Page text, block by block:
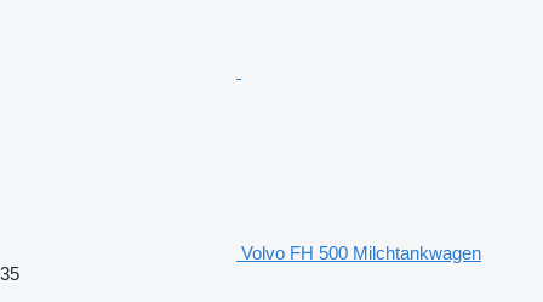
Volvo FH 500 Milchtankwagen
35